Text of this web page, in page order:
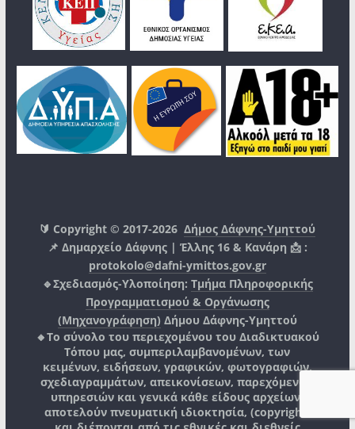
🔰 Copyright © 2017-2026Δήμος Δάφνης-Υμηττού
📌 Δημαρχείο Δάφνης | Έλλης 16 & Κανάρη 📩 :
protokolo@dafni-ymittos.gov.gr
🔹Σχεδιασμός-Υλοποίηση: Τμήμα Πληροφορικής
Προγραμματισμού & Οργάνωσης
(Μηχανογράφηση) Δήμου Δάφνης-Υμηττού
🔸Το σύνολο του περιεχομένου του Διαδικτυακού
Τόπου μας, συμπεριλαμβανομένων, των
κειμένων, ειδήσεων, γραφικών, φωτογραφιών,
σχεδιαγραμμάτων, απεικονίσεων, παρεχόμενων
υπηρεσιών και γενικά κάθε είδους αρχείων,
αποτελούν πνευματική ιδιοκτησία, (copyright)